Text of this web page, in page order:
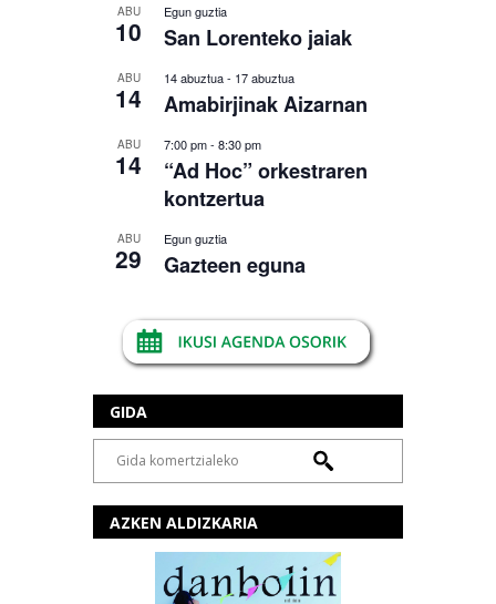
ABU
10
Egun guztia
San Lorenteko jaiak
ABU
14
14 abuztua- 17 abuztua
Amabirjinak Aizarnan
ABU
14
7:00 pm- 8:30 pm
“Ad Hoc” orkestraren
kontzertua
ABU
29
Egun guztia
Gazteen eguna
GIDA
AZKEN ALDIZKARIA